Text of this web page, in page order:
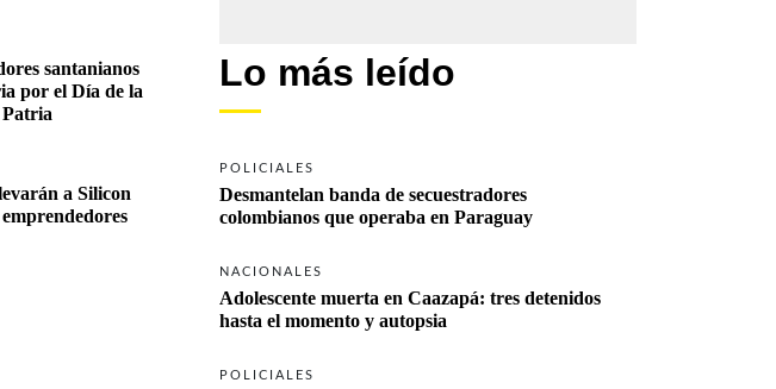
santanianos
por el Día de la
a Silicon
Lo más leído
POLICIALES
Desmantelan banda de secuestradores
colombianos que operaba en Paraguay
NACIONALES
Adolescente muerta en Caazapá: tres detenidos
hasta el momento y autopsia
POLICIALES